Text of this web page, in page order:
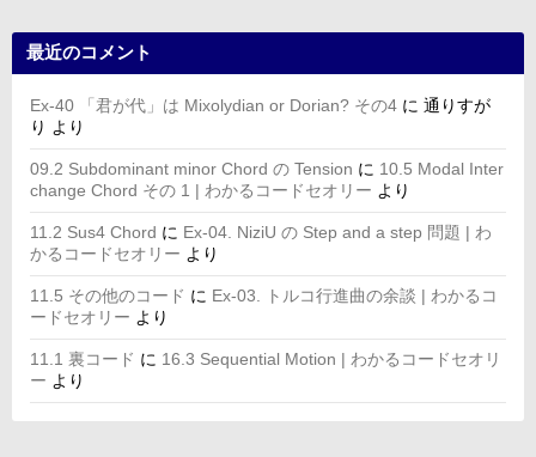
最近のコメント
Ex-40 「君が代」は Mixolydian or Dorian? その4 に 通りすが
り より
09.2 Subdominant minor Chord の Tension に 10.5 Modal Inter
change Chord その 1 | わかるコードセオリー より
11.2 Sus4 Chord に Ex-04. NiziU の Step and a step 問題 | わ
かるコードセオリー より
11.5 その他のコード に Ex-03. トルコ行進曲の余談 | わかるコ
ードセオリー より
11.1 裏コード に 16.3 Sequential Motion | わかるコードセオリ
ー より